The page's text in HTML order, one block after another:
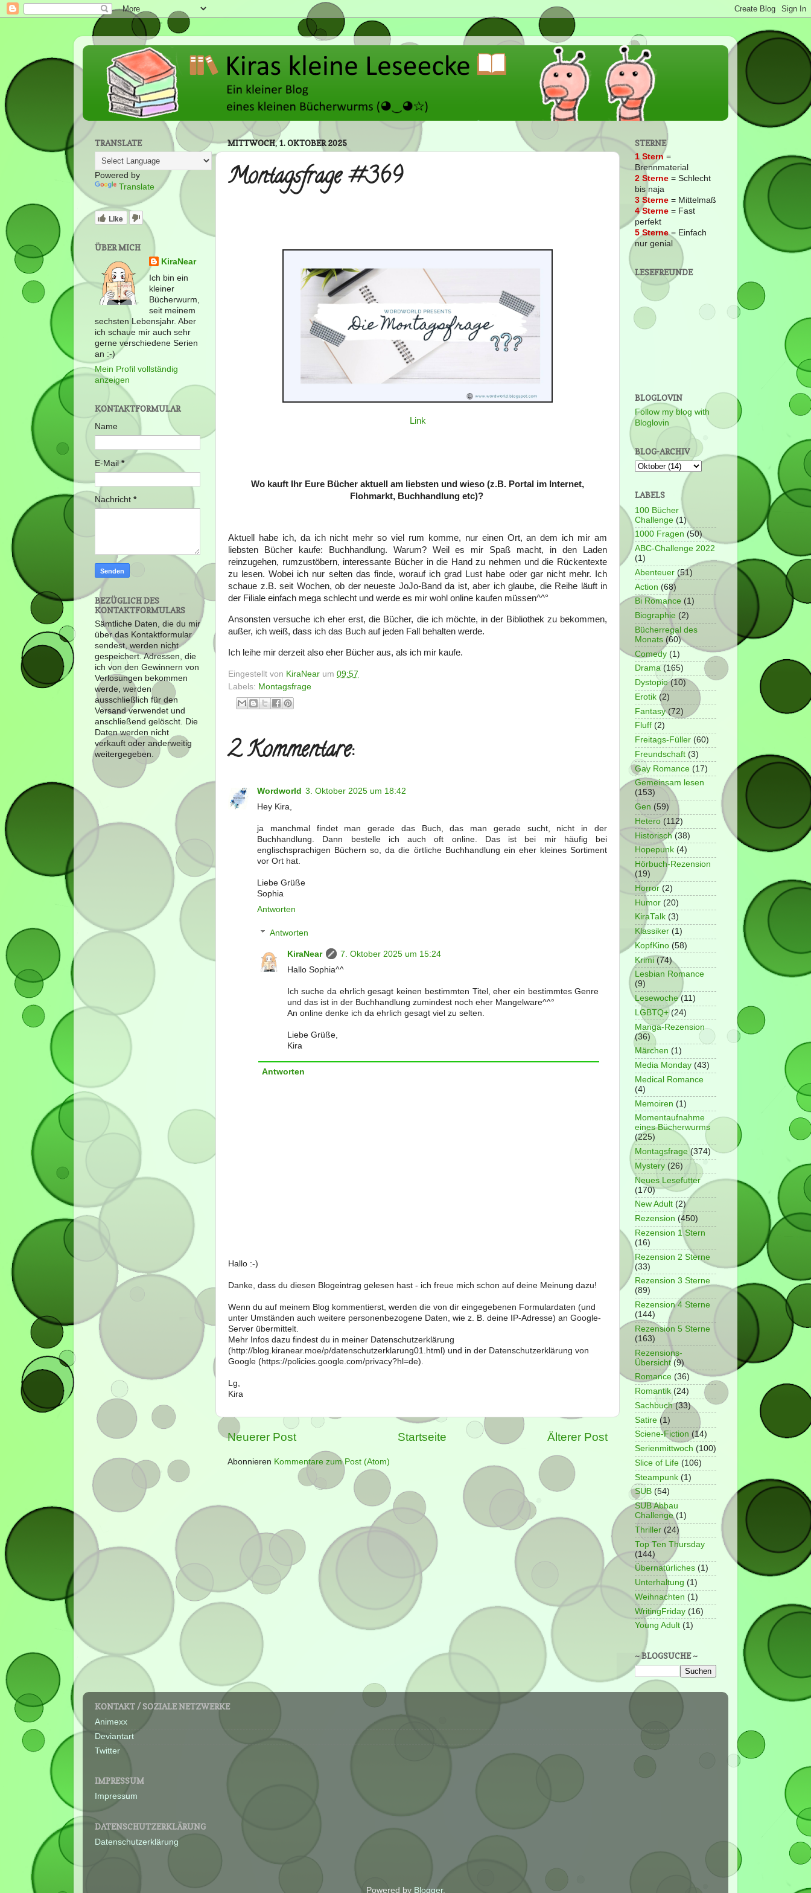
MITTWOCH, 1. OKTOBER 2025
Montagsfrage #369
Link
Wo kauft Ihr Eure Bücher aktuell am liebsten und wieso (z.B. Portal im Internet,
Flohmarkt, Buchhandlung etc)?
Aktuell habe ich, da ich nicht mehr so viel rum komme, nur einen Ort, an dem ich mir am
liebsten Bücher kaufe: Buchhandlung. Warum? Weil es mir Spaß macht, in den Laden
reinzugehen, rumzustöbern, interessante Bücher in die Hand zu nehmen und die Rückentexte
zu lesen. Wobei ich nur selten das finde, worauf ich grad Lust habe oder gar nicht mehr. Ich
schaue z.B. seit Wochen, ob der neueste JoJo-Band da ist, aber ich glaube, die Reihe läuft in
der Filiale einfach mega schlecht und werde es mir wohl online kaufen müssen^^°
Ansonsten versuche ich eher erst, die Bücher, die ich möchte, in der Bibliothek zu bekommen,
außer, ich weiß, dass ich das Buch auf jeden Fall behalten werde.
Ich leihe mir derzeit also eher Bücher aus, als ich mir kaufe.
Eingestellt von KiraNear um 09:57
Labels: Montagsfrage
2 Kommentare:
Wordworld 3. Oktober 2025 um 18:42
Hey Kira,
ja manchmal findet man gerade das Buch, das man gerade sucht, nicht in der
Buchhandlung. Dann bestelle ich auch oft online. Das ist bei mir häufig bei
englischsprachigen Büchern so, da die örtliche Buchhandlung ein eher kleines Sortiment
vor Ort hat.
Liebe Grüße
Sophia
Antworten
Antworten
KiraNear
7. Oktober 2025 um 15:24
Hallo Sophia^^
Ich suche da ehrlich gesagt keinen bestimmten Titel, eher ein bestimmtes Genre
und das ist in der Buchhandlung zumindest noch eher Mangelware^^°
An online denke ich da ehrlich gesagt viel zu selten.
Liebe Grüße,
Kira
Antworten
Hallo :-)
Danke, dass du diesen Blogeintrag gelesen hast - ich freue mich schon auf deine Meinung dazu!
Wenn du auf meinem Blog kommentierst, werden die von dir eingegebenen Formulardaten (und
unter Umständen auch weitere personenbezogene Daten, wie z. B. deine IP-Adresse) an Google-
Server übermittelt.
Mehr Infos dazu findest du in meiner Datenschutzerklärung
(http://blog.kiranear.moe/p/datenschutzerklarung01.html) und in der Datenschutzerklärung von
Google (https://policies.google.com/privacy?hl=de).
Lg,
Kira
Neuerer Post Älterer Post
Startseite
Abonnieren Kommentare zum Post (Atom)
TRANSLATE
Powered by
Translate
Like
ÜBER MICH
KiraNear
Ich bin ein
kleiner
Bücherwurm,
seit meinem
sechsten Lebensjahr. Aber
ich schaue mir auch sehr
gerne verschiedene Serien
an :-)
Mein Profil vollständig
anzeigen
KONTAKTFORMULAR
Name
E-Mail *
Nachricht *
BEZÜGLICH DES
KONTAKTFORMULARS
Sämtliche Daten, die du mir
über das Kontaktformular
sendest, werden nicht
gespeichert. Adressen, die
ich von den Gewinnern von
Verlosungen bekommen
werde, werden
ausschließlich für den
Versand verwendet und
anschließend gelöscht. Die
Daten werden nicht
verkauft oder anderweitig
weitergegeben.
STERNE
1 Stern =
Brennmaterial
2 Sterne = Schlecht
bis naja
3 Sterne = Mittelmaß
4 Sterne = Fast
perfekt
5 Sterne= Einfach
nur genial
LESEFREUNDE
BLOGLOVIN
Follow my blog with
Bloglovin
BLOG-ARCHIV
LABELS
100 Bücher
Challenge (1)
1000 Fragen (50)
ABC-Challenge 2022
(1)
Abenteuer (51)
Action (68)
Bi Romance (1)
Biographie (2)
Bücherregal des
Monats (60)
Comedy (1)
Drama (165)
Dystopie (10)
Erotik (2)
Fantasy (72)
Fluff (2)
Freitags-Füller (60)
Freundschaft (3)
Gay Romance (17)
Gemeinsam lesen
(153)
Gen (59)
Hetero (112)
Historisch (38)
Hopepunk (4)
Hörbuch-Rezension
(19)
Horror (2)
Humor (20)
KiraTalk (3)
Klassiker (1)
KopfKino (58)
Krimi (74)
Lesbian Romance
(9)
Lesewoche (11)
LGBTQ+ (24)
Manga-Rezension
(36)
Märchen (1)
Media Monday (43)
Medical Romance
(4)
Memoiren (1)
Momentaufnahme
eines Bücherwurms
(225)
Montagsfrage (374)
Mystery (26)
Neues Lesefutter
(170)
New Adult (2)
Rezension (450)
Rezension 1 Stern
(16)
Rezension 2 Sterne
(33)
Rezension 3 Sterne
(89)
Rezension 4 Sterne
(144)
Rezension 5 Sterne
(163)
Rezensions-
Übersicht (9)
Romance (36)
Romantik (24)
Sachbuch (33)
Satire (1)
Sciene-Fiction (14)
Serienmittwoch (100)
Slice of Life (106)
Steampunk (1)
SUB (54)
SUB Abbau
Challenge (1)
Thriller (24)
Top Ten Thursday
(144)
Übernatürliches (1)
Unterhaltung (1)
Weihnachten (1)
WritingFriday (16)
Young Adult (1)
~ BLOGSUCHE ~
KONTAKT / SOZIALE NETZWERKE
Animexx
Deviantart
Twitter
IMPRESSUM
Impressum
DATENSCHUTZERKLÄRUNG
Datenschutzerklärung
Powered by Blogger.